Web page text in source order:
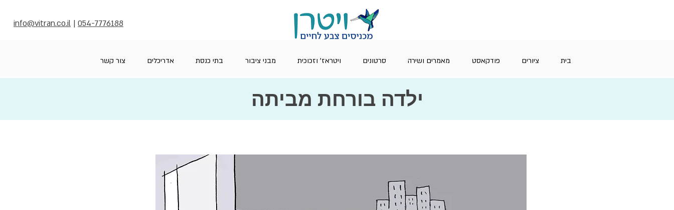
info@vitran.co.il | 054-7776188
בית ציורים פודקאסט מאמרים ושירה סרטונים ויטראז' וזכוכית מבני ציבור בתי כנסת אדריכלים צור קשר
ילדה בורחת מביתה